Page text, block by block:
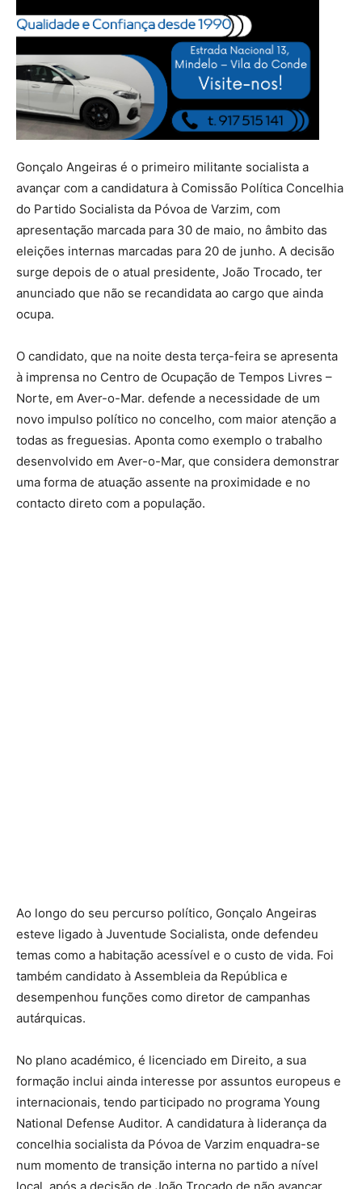
Gonçalo Angeiras é o primeiro militante socialista a
avançar com a candidatura à Comissão Política Concelhia
do Partido Socialista da Póvoa de Varzim, com
apresentação marcada para 30 de maio, no âmbito das
eleições internas marcadas para 20 de junho. A decisão
surge depois de o atual presidente, João Trocado, ter
anunciado que não se recandidata ao cargo que ainda
ocupa.
O candidato, que na noite desta terça-feira se apresenta
à imprensa no Centro de Ocupação de Tempos Livres –
Norte, em Aver-o-Mar. defende a necessidade de um
novo impulso político no concelho, com maior atenção a
todas as freguesias. Aponta como exemplo o trabalho
desenvolvido em Aver-o-Mar, que considera demonstrar
uma forma de atuação assente na proximidade e no
contacto direto com a população.
Ao longo do seu percurso político, Gonçalo Angeiras
esteve ligado à Juventude Socialista, onde defendeu
temas como a habitação acessível e o custo de vida. Foi
também candidato à Assembleia da República e
desempenhou funções como diretor de campanhas
autárquicas.
No plano académico, é licenciado em Direito, a sua
formação inclui ainda interesse por assuntos europeus e
internacionais, tendo participado no programa Young
National Defense Auditor. A candidatura à liderança da
concelhia socialista da Póvoa de Varzim enquadra-se
num momento de transição interna no partido a nível